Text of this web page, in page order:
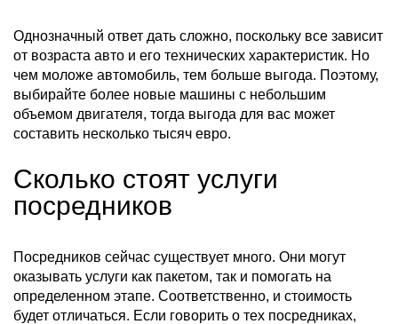
Однозначный ответ дать сложно, поскольку все зависит
от возраста авто и его технических характеристик. Но
чем моложе автомобиль, тем больше выгода. Поэтому,
выбирайте более новые машины с небольшим
объемом двигателя, тогда выгода для вас может
составить несколько тысяч евро.
Сколько стоят услуги
посредников
Посредников сейчас существует много. Они могут
оказывать услуги как пакетом, так и помогать на
определенном этапе. Соответственно, и стоимость
будет отличаться. Если говорить о тех посредниках,